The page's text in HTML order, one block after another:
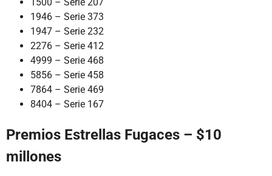
1946 – Serie 373
1947 – Serie 232
2276 – Serie 412
4999 – Serie 468
5856 – Serie 458
7864 – Serie 469
8404 – Serie 167
Premios Estrellas Fugaces – $10
millones